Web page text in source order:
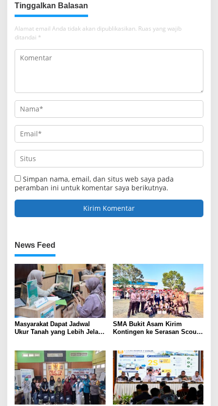
Tinggalkan Balasan
Alamat email Anda tidak akan dipublikasikan. Ruas yang wajib
ditandai *
Simpan nama, email, dan situs web saya pada
peramban ini untuk komentar saya berikutnya.
News Feed
Masyarakat Dapat Jadwal
Ukur Tanah yang Lebih Jelas
SMA Bukit Asam Kirim
Kontingen ke Serasan Scout
Siswa